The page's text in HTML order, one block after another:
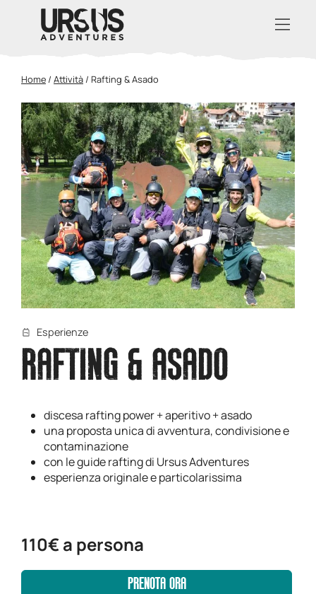
Home / Attività / Rafting & Asado
Esperienze
RAFTING & ASADO
discesa rafting power + aperitivo + asado
una proposta unica di avventura, condivisione e
contaminazione
con le guide rafting di Ursus Adventures
esperienza originale e particolarissima
110€ a persona
PRENOTA ORA